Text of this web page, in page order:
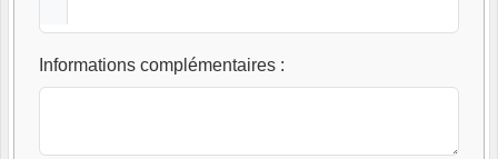
Informations complémentaires :